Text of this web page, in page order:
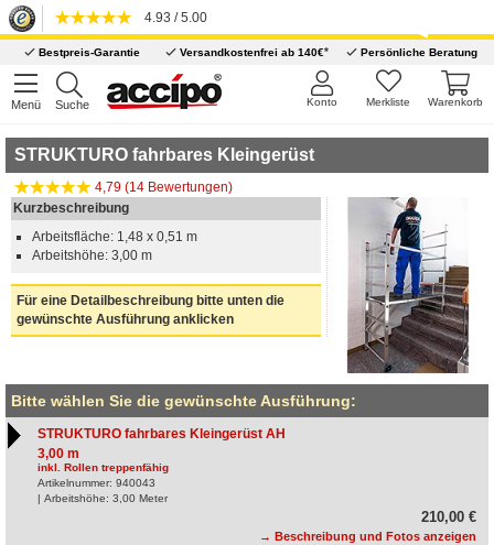
4.93 / 5.00
Bestpreis-Garantie Versandkostenfrei ab 140€* Persönliche Beratung
Menü Suche Warenkorb
Merkliste
Konto
STRUKTURO fahrbares Kleingerüst
4,79 (14 Bewertungen)
Kurzbeschreibung
Arbeitsfläche: 1,48 x 0,51 m
Arbeitshöhe: 3,00 m
Für eine Detailbeschreibung bitte unten die
gewünschte Ausführung anklicken
Bitte wählen Sie die gewünschte Ausführung:
STRUKTURO fahrbares Kleingerüst AH
3,00 m
inkl. Rollen treppenfähig
Artikelnummer: 940043
| Arbeitshöhe: 3,00 Meter
210,00 €
→ Beschreibung und Fotos anzeigen